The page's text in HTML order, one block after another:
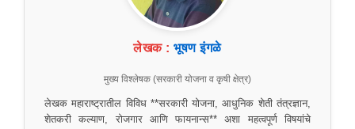
लेखक : भूषण इंगळे
मुख्य विश्लेषक (सरकारी योजना व कृषी क्षेत्र)
लेखक महाराष्ट्रातील विविध **सरकारी योजना, आधुनिक शेती तंत्रज्ञान,
शेतकरी कल्याण, रोजगार आणि फायनान्स** अशा महत्वपूर्ण विषयांचे